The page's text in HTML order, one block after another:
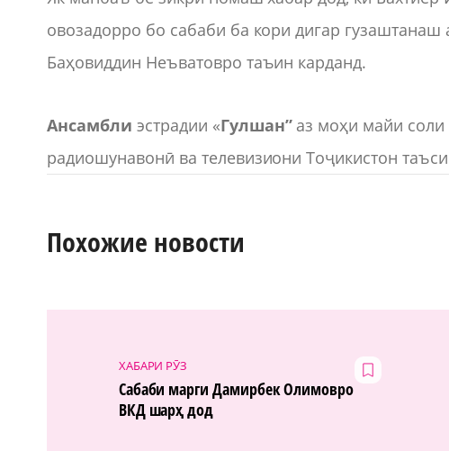
овозадорро бо сабаби ба кори дигар
Баҳовиддин Неъватовро таъин карданд.
Ансамбли эстрадии «Гулшан” аз моҳи майи соли
радиошунавонӣ ва телевизиони Тоҷикистон
Похожие новости
ХАБАРИ РӮЗ
Сабаби марги Дамирбек Олимовро
ВКД шарҳ дод